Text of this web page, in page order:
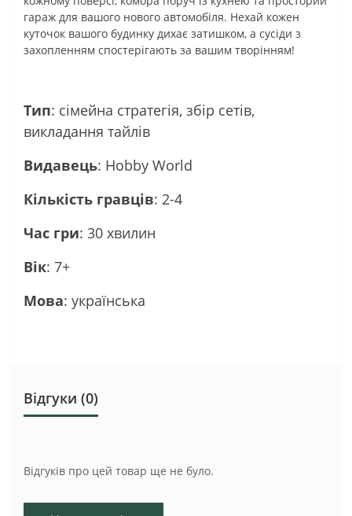
гараж для вашого нового автомобіля. Нехай кожен
куточок вашого будинку дихає затишком, а сусіди з
захопленням спостерігають за вашим творінням!
Тип: сімейна стратегія, збір сетів,
викладання тайлів
Видавець: Hobby World
Кількість гравців: 2-4
Час гри: 30 хвилин
Вік: 7+
Мова: українська
Відгуки (0)
Відгуків про цей товар ще не було.